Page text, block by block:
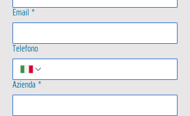
Email *
Telefono
Azienda*